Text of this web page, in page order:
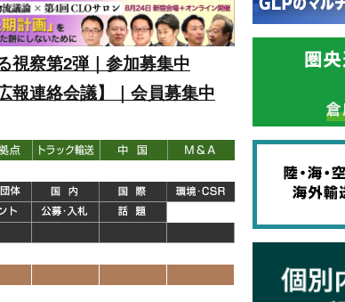
視察第2弾｜参加募集中
報連絡会議】｜会員募集中